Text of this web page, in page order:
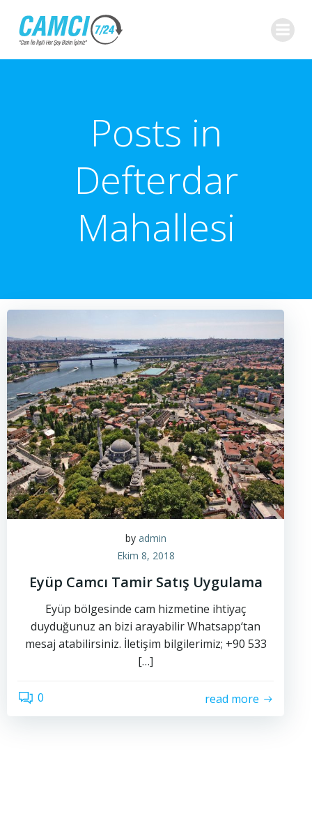
Posts in
Defterdar
Mahallesi
by admin
Ekim 8, 2018
Eyüp Camcı Tamir Satış Uygulama
Eyüp bölgesinde cam hizmetine ihtiyaç
duyduğunuz an bizi arayabilir Whatsapp‘tan
mesaj atabilirsiniz. İletişim bilgilerimiz; +90 533
[…]
0 read more